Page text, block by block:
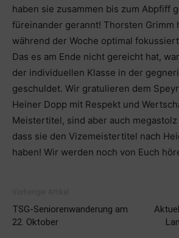
haben sie zusammen bis zum Abpfiff
füreinander gerannt! Thorsten Grimm
während der Woche optimal
Das es am Ende nicht gereicht hat,
der individuellen Klasse in der
geschuldet. Wir gratulieren dem
Heiner Dopp mit Respekt und
Meistertitel, sind aber auch
dass sie den Vizemeistertitel nach
haben! Wir werden noch von Euch
TSG-Seniorenwanderung am
22. Oktober